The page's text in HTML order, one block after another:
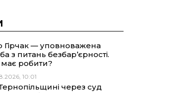
Гірчак — уповноважена
з питань безбар’єрності.
робити?
10:01
через суд